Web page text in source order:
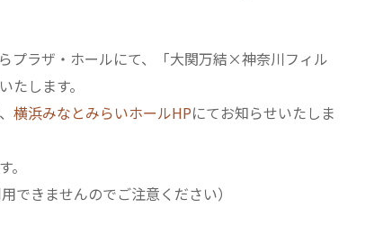
プラザ・ホールにて、「大関万結×神奈川フィル
します。
横浜みなとみらいホールHPにてお知らせいたしま
できませんのでご注意ください）